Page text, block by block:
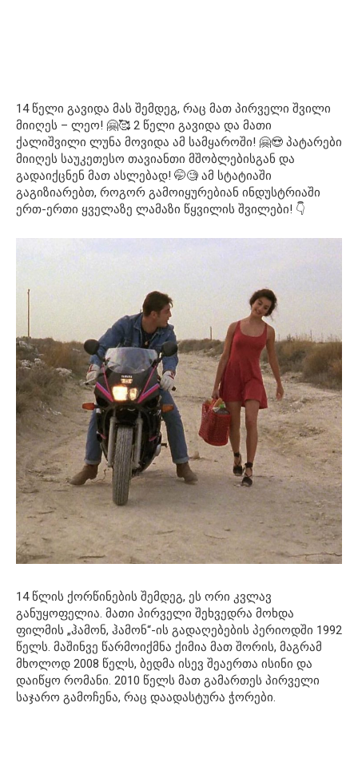
14 წელი გავიდა მას შემდეგ, რაც მათ პირველი შვილი
მიიღეს – ლეო! 🤗🥰 2 წელი გავიდა და მათი
ქალიშვილი ლუნა მოვიდა ამ სამყაროში! 🤗😍 პატარები
მიიღეს საუკეთესო თავიანთი მშობლებისგან და
გადაიქცნენ მათ ასლებად! 🤭🧐 ამ სტატიაში
გაგიზიარებთ, როგორ გამოიყურებიან ინდუსტრიაში
ერთ-ერთი ყველაზე ლამაზი წყვილის შვილები! 👇
14 წლის ქორწინების შემდეგ, ეს ორი კვლავ
განუყოფელია. მათი პირველი შეხვედრა მოხდა
ფილმის „ჰამონ, ჰამონ“-ის გადაღებების პერიოდში 1992
წელს. მაშინვე წარმოიქმნა ქიმია მათ შორის, მაგრამ
მხოლოდ 2008 წელს, ბედმა ისევ შეაერთა ისინი და
დაიწყო რომანი. 2010 წელს მათ გამართეს პირველი
საჯარო გამოჩენა, რაც დაადასტურა ჭორები.